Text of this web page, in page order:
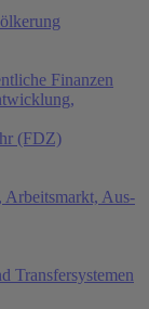
Finanzen
(FDZ)
Arbeitsmarkt, Aus-
Transfersystemen